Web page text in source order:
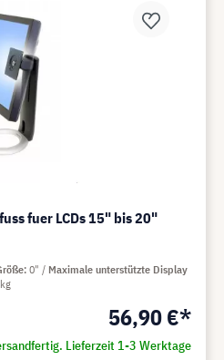
fuer LCDs 15" bis 20"
56,90 €*
Lieferzeit 1-3 Werktage
0"
Maximale unterstützte Display